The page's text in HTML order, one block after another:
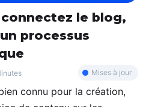
le blog,
processus
Mises à jour
connu pour la création,